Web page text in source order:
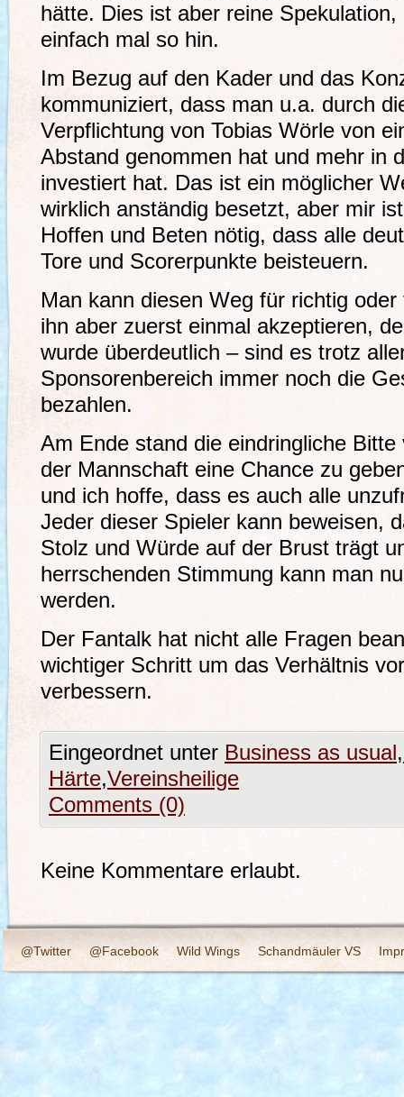
hätte. Dies ist aber reine
einfach mal so hin.
Im Bezug auf den Kader und das
kommuniziert, dass man u.a. durch
Verpflichtung von Tobias Wörle von
Abstand genommen hat und mehr in
investiert hat. Das ist ein möglicher
wirklich anständig besetzt, aber mir
Hoffen und Beten nötig, dass alle
Tore und Scorerpunkte beisteuern.
Man kann diesen Weg für richtig
ihn aber zuerst einmal akzeptieren,
wurde überdeutlich – sind es trotz
Sponsorenbereich immer noch die
bezahlen.
Am Ende stand die eindringliche
der Mannschaft eine Chance zu
und ich hoffe, dass es auch alle
Jeder dieser Spieler kann beweisen,
Stolz und Würde auf der Brust trägt
herrschenden Stimmung kann man
werden.
Der Fantalk hat nicht alle Fragen
wichtiger Schritt um das Verhältnis
verbessern.
Eingeordnet unter Business as usual,
Härte,Vereinsheilige
Comments (0)
Keine Kommentare erlaubt.
@Twitter @Facebook Wild Wings Schandmäuler VS